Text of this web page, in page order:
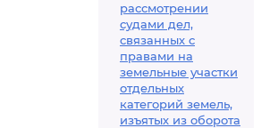
рассмотрении
судами дел,
связанных с
правами на
земельные участки
отдельных
категорий земель,
изъятых из оборота